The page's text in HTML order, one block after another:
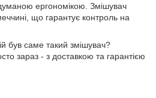
ергономікою. Змішувач
що гарантує контроль на
був саме такий змішувач?
зараз - з доставкою та гарантією